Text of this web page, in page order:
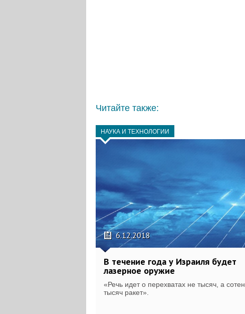
Читайте также:
НАУКА И ТЕХНОЛОГИИ
6.12.2018
В течение года у Израиля будет
лазерное оружие
«Речь идет о перехватах не тысяч, а сотен
тысяч ракет».